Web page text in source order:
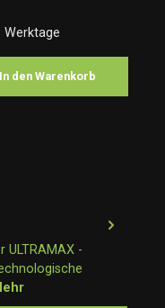
In den Warenkorb
ULTRAMAX -